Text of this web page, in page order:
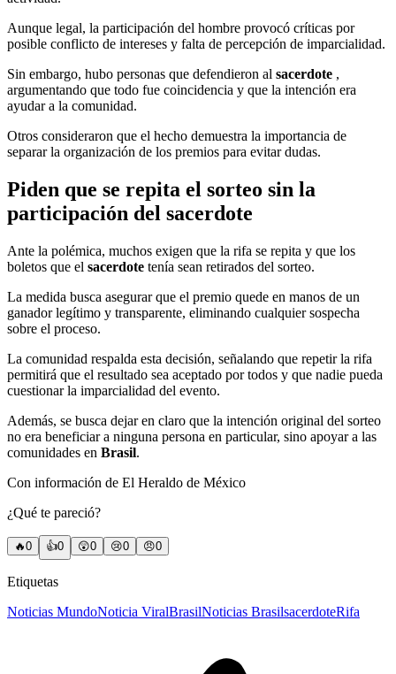
Aunque legal, la participación del hombre provocó críticas por
posible conflicto de intereses y falta de percepción de imparcialidad.
Sin embargo, hubo personas que defendieron al sacerdote ,
argumentando que todo fue coincidencia y que la intención era
ayudar a la comunidad.
Otros consideraron que el hecho demuestra la importancia de
separar la organización de los premios para evitar dudas.
Piden que se repita el sorteo sin la
participación del sacerdote
Ante la polémica, muchos exigen que la rifa se repita y que los
boletos que el sacerdote tenía sean retirados del sorteo.
La medida busca asegurar que el premio quede en manos de un
ganador legítimo y transparente, eliminando cualquier sospecha
sobre el proceso.
La comunidad respalda esta decisión, señalando que repetir la rifa
permitirá que el resultado sea aceptado por todos y que nadie pueda
cuestionar la imparcialidad del evento.
Además, se busca dejar en claro que la intención original del sorteo
no era beneficiar a ninguna persona en particular, sino apoyar a las
comunidades en Brasil.
Con información de El Heraldo de México
¿Qué te pareció?
🔥0 👍0 😲0 😢0 😠0
Etiquetas
Noticias MundoNoticia ViralBrasilNoticias BrasilsacerdoteRifa